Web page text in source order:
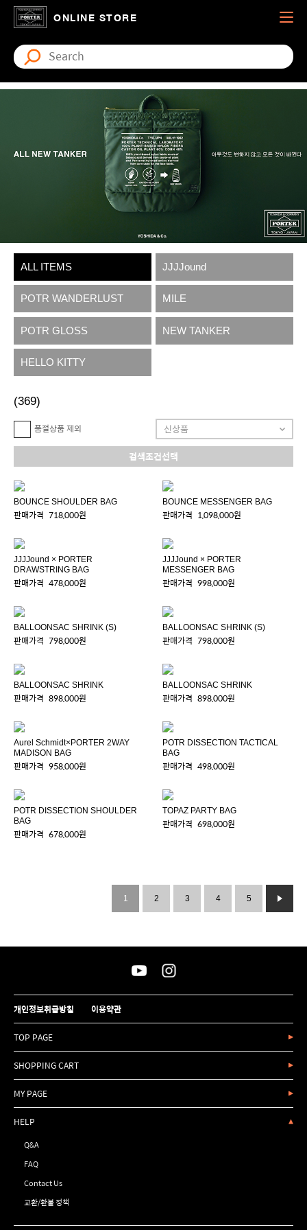
ONLINE STORE
ALL ITEMS JJJJound
POTR WANDERLUST MILE
POTR GLOSS NEW TANKER
HELLO KITTY
(369)
품절상품 제외
검색조건선택
BOUNCE SHOULDER BAG
판매가격 718,000원
BOUNCE MESSENGER BAG
판매가격 1,098,000원
JJJJound × PORTER
DRAWSTRING BAG
판매가격 478,000원
JJJJound × PORTER
MESSENGER BAG
판매가격 998,000원
BALLOONSAC SHRINK (S)
판매가격 798,000원
BALLOONSAC SHRINK (S)
판매가격 798,000원
BALLOONSAC SHRINK
판매가격 898,000원
BALLOONSAC SHRINK
판매가격 898,000원
Aurel Schmidt×PORTER 2WAY
MADISON BAG
판매가격 958,000원
POTR DISSECTION TACTICAL
BAG
판매가격 498,000원
POTR DISSECTION SHOULDER
BAG
판매가격 678,000원
TOPAZ PARTY BAG
판매가격 698,000원
1 2 3 4 5
개인정보취급방침 이용약관
TOP PAGE
SHOPPING CART
MY PAGE
HELP
Q&A
FAQ
Contact Us
교환/환불 정책